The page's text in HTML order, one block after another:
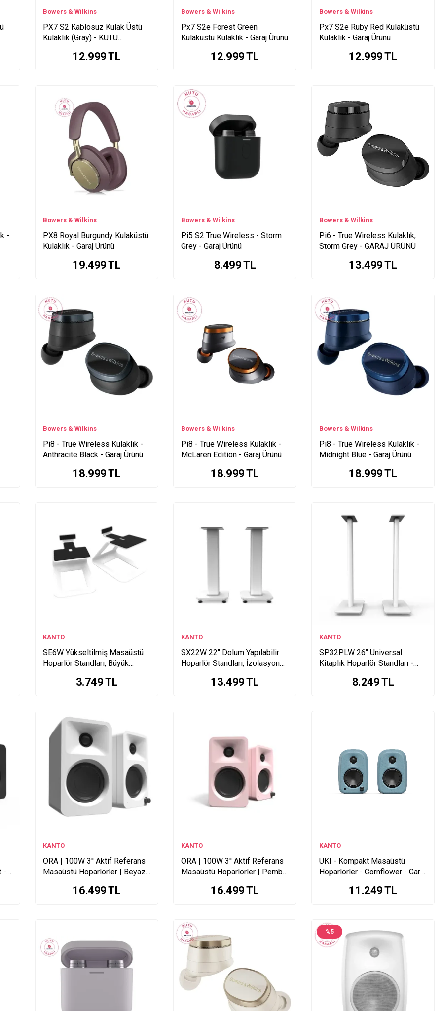
Bowers & Wilkins
PX7 S2 Kablosuz Kulak Üstü
Kulaklık (Gray) - KUTU
12.999TL
Bowers & Wilkins
Px7 S2e Forest Green
Kulaküstü Kulaklık - Garaj Ürünü
12.999TL
Bowers & Wilkins
Px7 S2e Ruby Red Kulaküstü
Kulaklık - Garaj Ürünü
12.999TL
-
Bowers & Wilkins
PX8 Royal Burgundy Kulaküstü
Kulaklık - Garaj Ürünü
19.499TL
Bowers & Wilkins
Pi5 S2 True Wireless - Storm
Grey - Garaj Ürünü
8.499TL
Bowers & Wilkins
Pi6 - True Wireless Kulaklık,
Storm Grey - GARAJ ÜRÜNÜ
13.499TL
Bowers & Wilkins
Pi8 - True Wireless Kulaklık -
Anthracite Black - Garaj Ürünü
18.999TL
Bowers & Wilkins
Pi8 - True Wireless Kulaklık -
McLaren Edition - Garaj Ürünü
18.999TL
Bowers & Wilkins
Pi8 - True Wireless Kulaklık -
Midnight Blue - Garaj Ürünü
18.999TL
KANTO
SE6W Yükseltilmiş Masaüstü
Hoparlör Standları, Büyük
Garaj Ürünü3.749TL
KANTO
SX22W 22" Dolum Yapılabilir
Hoparlör Standları, İzolasyon
13.499TL
KANTO
SP32PLW 26" Universal
Kitaplık Hoparlör Standları -
8.249TL
-
KANTO
ORA | 100W 3'' Aktif Referans
Masaüstü Hoparlörler | Beyaz,
16.499TL
KANTO
ORA | 100W 3'' Aktif Referans
Masaüstü Hoparlörler | Pembe,
16.499TL
KANTO
UKI - Kompakt Masaüstü
Hoparlörler - Cornflower - Garaj
11.249TL
%5